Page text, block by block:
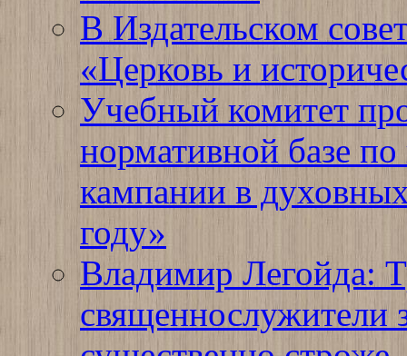
В Издательском
«Церковь и
Учебный комитет
нормативной базе
кампании в
году»
Владимир Легойда:
священнослужители